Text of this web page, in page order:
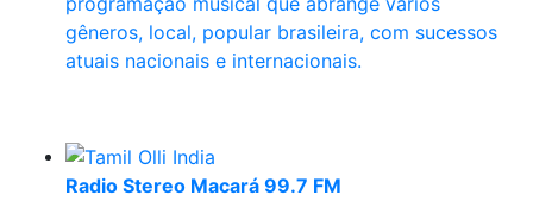
gêneros, local, popular brasileira, com sucessos
atuais nacionais e internacionais.
Radio Stereo Macará 99.7 FM